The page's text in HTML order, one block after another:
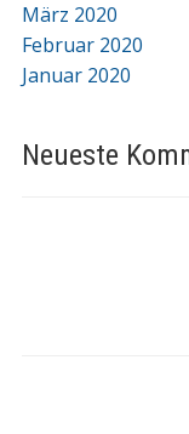
März 2020
Februar 2020
Januar 2020
Neueste